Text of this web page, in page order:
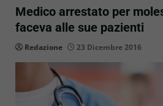
Medico arrestato per
faceva alle sue pazienti
Redazione 23 Dicembre 2016